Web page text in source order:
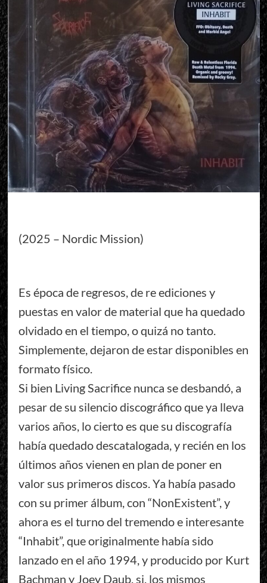
(2025 – Nordic Mission)
Es época de regresos, de re ediciones y
puestas en valor de material que ha quedado
olvidado en el tiempo, o quizá no tanto.
Simplemente, dejaron de estar disponibles en
formato físico.
Si bien Living Sacrifice nunca se desbandó, a
pesar de su silencio discográfico que ya lleva
varios años, lo cierto es que su discografía
había quedado descatalogada, y recién en los
últimos años vienen en plan de poner en
valor sus primeros discos. Ya había pasado
con su primer álbum, con “NonExistent”, y
ahora es el turno del tremendo e interesante
“Inhabit”, que originalmente había sido
lanzado en el año 1994, y producido por Kurt
Bachman y Joey Daub, si, los mismos